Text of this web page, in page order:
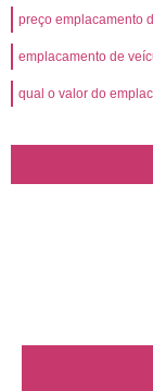
preço emplacamento
emplacamento de
qual o valor do